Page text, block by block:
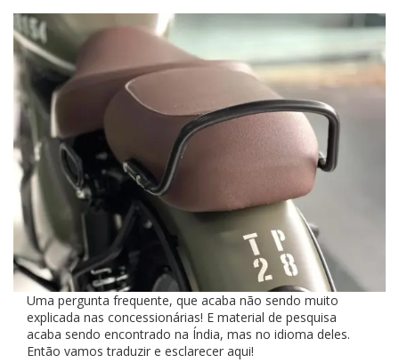
Uma pergunta frequente, que acaba não sendo muito
explicada nas concessionárias! E material de pesquisa
acaba sendo encontrado na Índia, mas no idioma deles.
Então vamos traduzir e esclarecer aqui!